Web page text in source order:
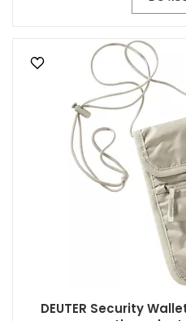
DEUTER Security